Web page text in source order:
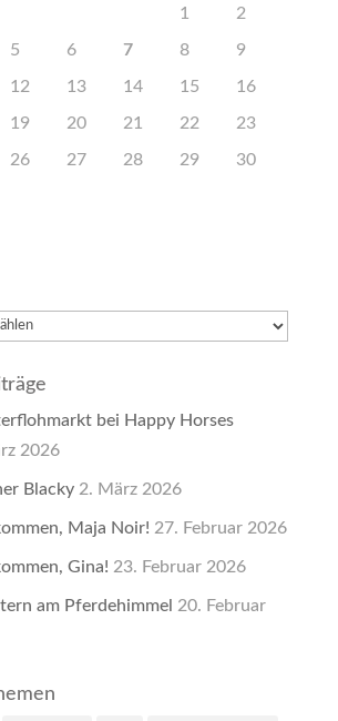
1 2
5 6 7 8 9
12 13 14 15 16
19 20 21 22 23
26 27 28 29 30
bei Happy Horses
2026
Blacky 2. März 2026
Maja Noir! 27. Februar 2026
Gina! 23. Februar 2026
am Pferdehimmel 20. Februar